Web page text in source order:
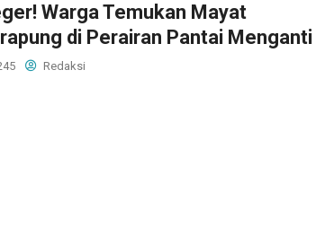
Warga Temukan Mayat
di Perairan Pantai Menganti
Redaksi